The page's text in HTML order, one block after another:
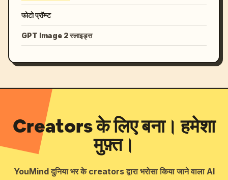
फोटो प्रॉम्प्ट
GPT Image 2 स्लाइड्स
Creators के लिए बना। हमेशा
मुफ़्त।
YouMind दुनिया भर के creators द्वारा भरोसा किया जाने वाला AI